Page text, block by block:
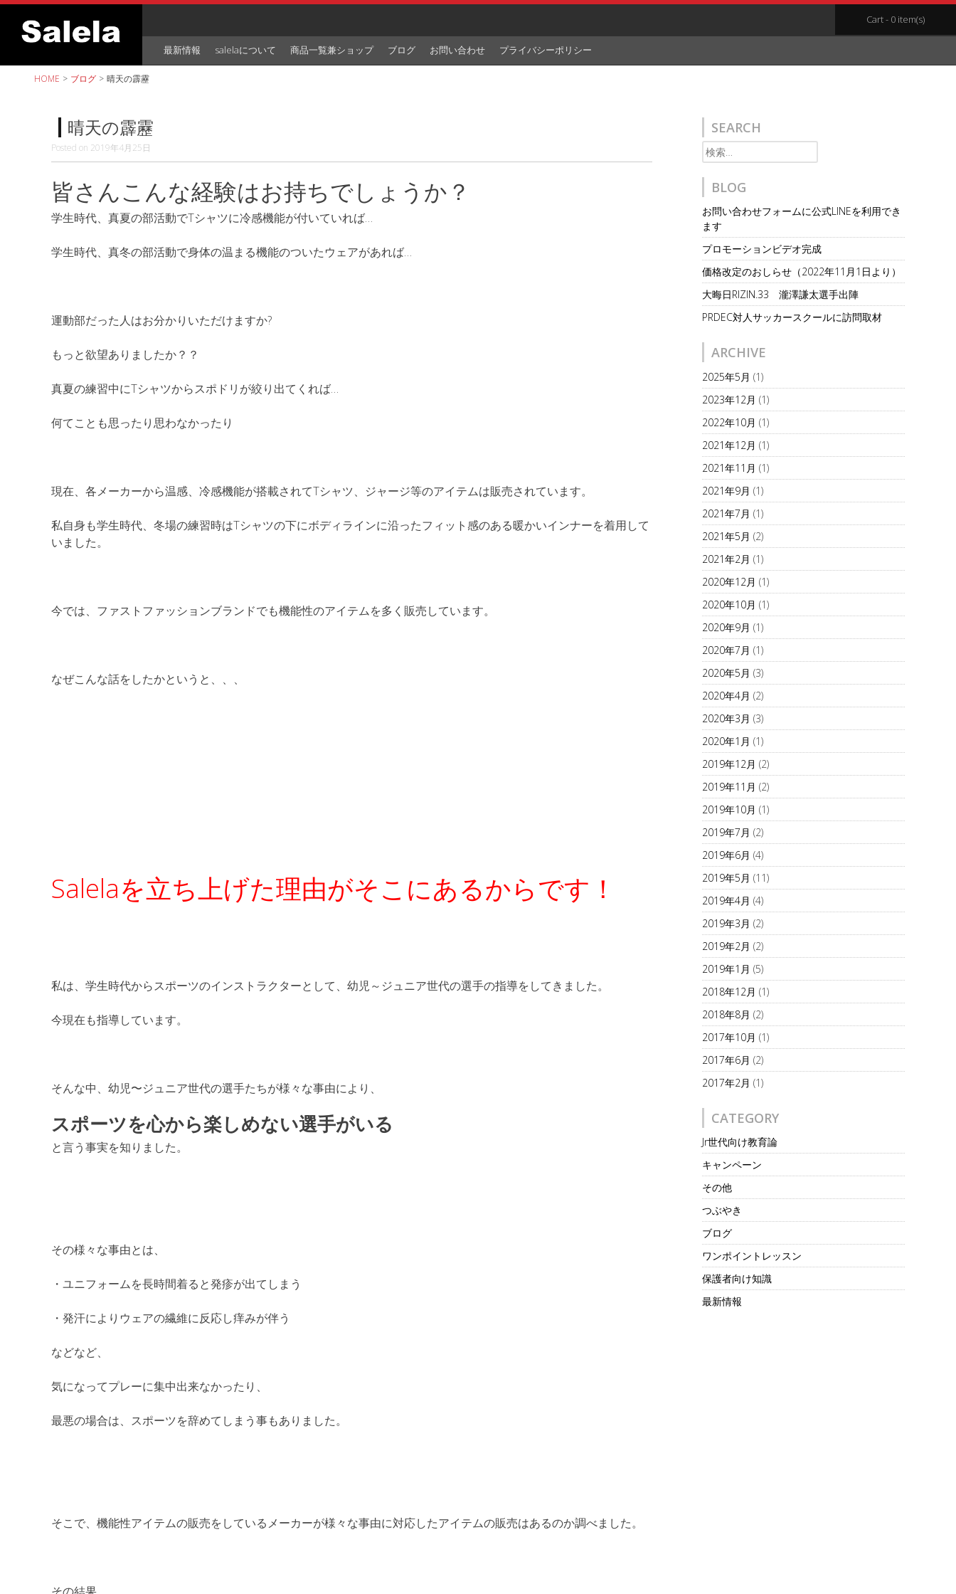
Skip
content
Cart - 0 item(s)
最新情報 salelaについて 商品一覧兼ショップ ブログ お問い合わせ プライバシーポリシー
HOME > ブログ > 晴天の霹靂
晴天の霹靂
Posted on 2019年4月25日
皆さんこんな経験はお持ちでしょうか？
学生時代、真夏の部活動でTシャツに冷感機能が付いていれば…
学生時代、真冬の部活動で身体の温まる機能のついたウェアがあれば…
運動部だった人はお分かりいただけますか?
もっと欲望ありましたか？？
真夏の練習中にTシャツからスポドリが絞り出てくれば…
何てことも思ったり思わなかったり
現在、各メーカーから温感、冷感機能が搭載されてTシャツ、ジャージ等のアイテムは販売されています。
私自身も学生時代、冬場の練習時はTシャツの下にボディラインに沿ったフィット感のある暖かいインナーを着用して
いました。
今では、ファストファッションブランドでも機能性のアイテムを多く販売しています。
なぜこんな話をしたかというと、、、
Salelaを立ち上げた理由がそこにあるからです！
私は、学生時代からスポーツのインストラクターとして、幼児～ジュニア世代の選手の指導をしてきました。
今現在も指導しています。
そんな中、幼児〜ジュニア世代の選手たちが様々な事由により、
スポーツを心から楽しめない選手がいる
と言う事実を知りました。
その様々な事由とは、
・ユニフォームを長時間着ると発疹が出てしまう
・発汗によりウェアの繊維に反応し痒みが伴う
などなど、
気になってプレーに集中出来なかったり、
最悪の場合は、スポーツを辞めてしまう事もありました。
そこで、機能性アイテムの販売をしているメーカーが様々な事由に対応したアイテムの販売はあるのか調べました。
その結果…
SEARCH
検
索:
BLOG
お問い合わせフォームに公式LINEを利用でき
ます
プロモーションビデオ完成
価格改定のおしらせ（2022年11月1日より）
大晦日RIZIN.33 瀧澤謙太選手出陣
PRDEC対人サッカースクールに訪問取材
ARCHIVE
2025年5月 (1)
2023年12月 (1)
2022年10月 (1)
2021年12月 (1)
2021年11月 (1)
2021年9月 (1)
2021年7月 (1)
2021年5月 (2)
2021年2月 (1)
2020年12月 (1)
2020年10月 (1)
2020年9月 (1)
2020年7月 (1)
2020年5月 (3)
2020年4月 (2)
2020年3月 (3)
2020年1月 (1)
2019年12月 (2)
2019年11月 (2)
2019年10月 (1)
2019年7月 (2)
2019年6月 (4)
2019年5月 (11)
2019年4月 (4)
2019年3月 (2)
2019年2月 (2)
2019年1月 (5)
2018年12月 (1)
2018年8月 (2)
2017年10月 (1)
2017年6月 (2)
2017年2月 (1)
CATEGORY
Jr世代向け教育論
キャンペーン
その他
つぶやき
ブログ
ワンポイントレッスン
保護者向け知識
最新情報